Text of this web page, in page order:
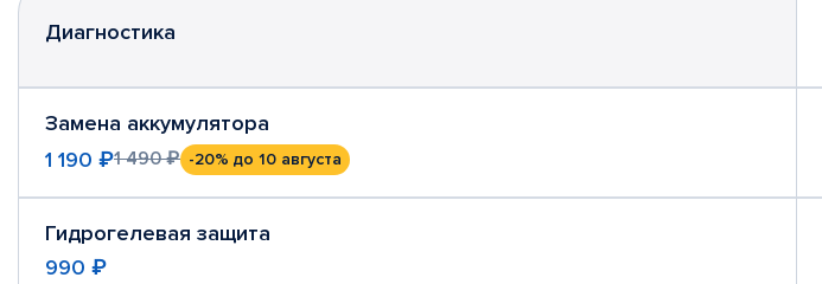
Диагностика
Замена аккумулятора
1 190 ₽1 490 ₽ -20% до 10 августа
Гидрогелевая защита
990 ₽